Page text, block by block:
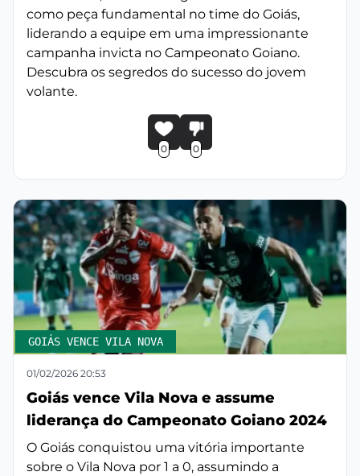
como peça fundamental no time do Goiás,
liderando a equipe em uma impressionante
campanha invicta no Campeonato Goiano.
Descubra os segredos do sucesso do jovem
volante.
0 0
GOIÁS VENCE VILA NOVA
01/02/2026 20:53
Goiás vence Vila Nova e assume
liderança do Campeonato Goiano 2024
O Goiás conquistou uma vitória importante
sobre o Vila Nova por 1 a 0, assumindo a